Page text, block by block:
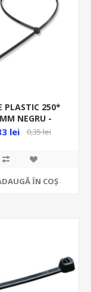
PLASTIC 250*
NEGRU -
839.54250
lei 0,35 lei
ȊN COŞ